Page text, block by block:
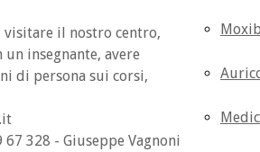
visitare il nostro centro,
un insegnante, avere
di persona sui corsi,
67 328 - Giuseppe Vagnoni